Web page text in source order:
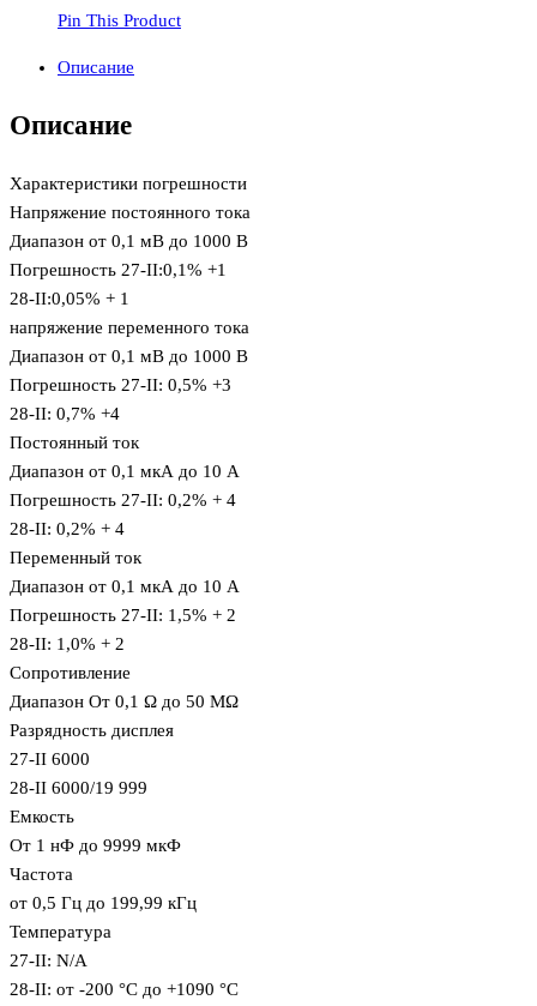
Pin This Product
Описание
Описание
Характеристики погрешности
Напряжение постоянного тока
Диапазон от 0,1 мВ до 1000 В
Погрешность 27-II:0,1% +1
28-II:0,05% + 1
напряжение переменного тока
Диапазон от 0,1 мВ до 1000 В
Погрешность 27-II: 0,5% +3
28-II: 0,7% +4
Постоянный ток
Диапазон от 0,1 мкА до 10 A
Погрешность 27-II: 0,2% + 4
28-II: 0,2% + 4
Переменный ток
Диапазон от 0,1 мкА до 10 A
Погрешность 27-II: 1,5% + 2
28-II: 1,0% + 2
Сопротивление
Диапазон От 0,1 Ω до 50 MΩ
Разрядность дисплея
27-II 6000
28-II 6000/19 999
Емкость
От 1 нФ до 9999 мкФ
Частота
от 0,5 Гц до 199,99 кГц
Температура
27-II: N/A
28-II: от -200 °C до +1090 °C